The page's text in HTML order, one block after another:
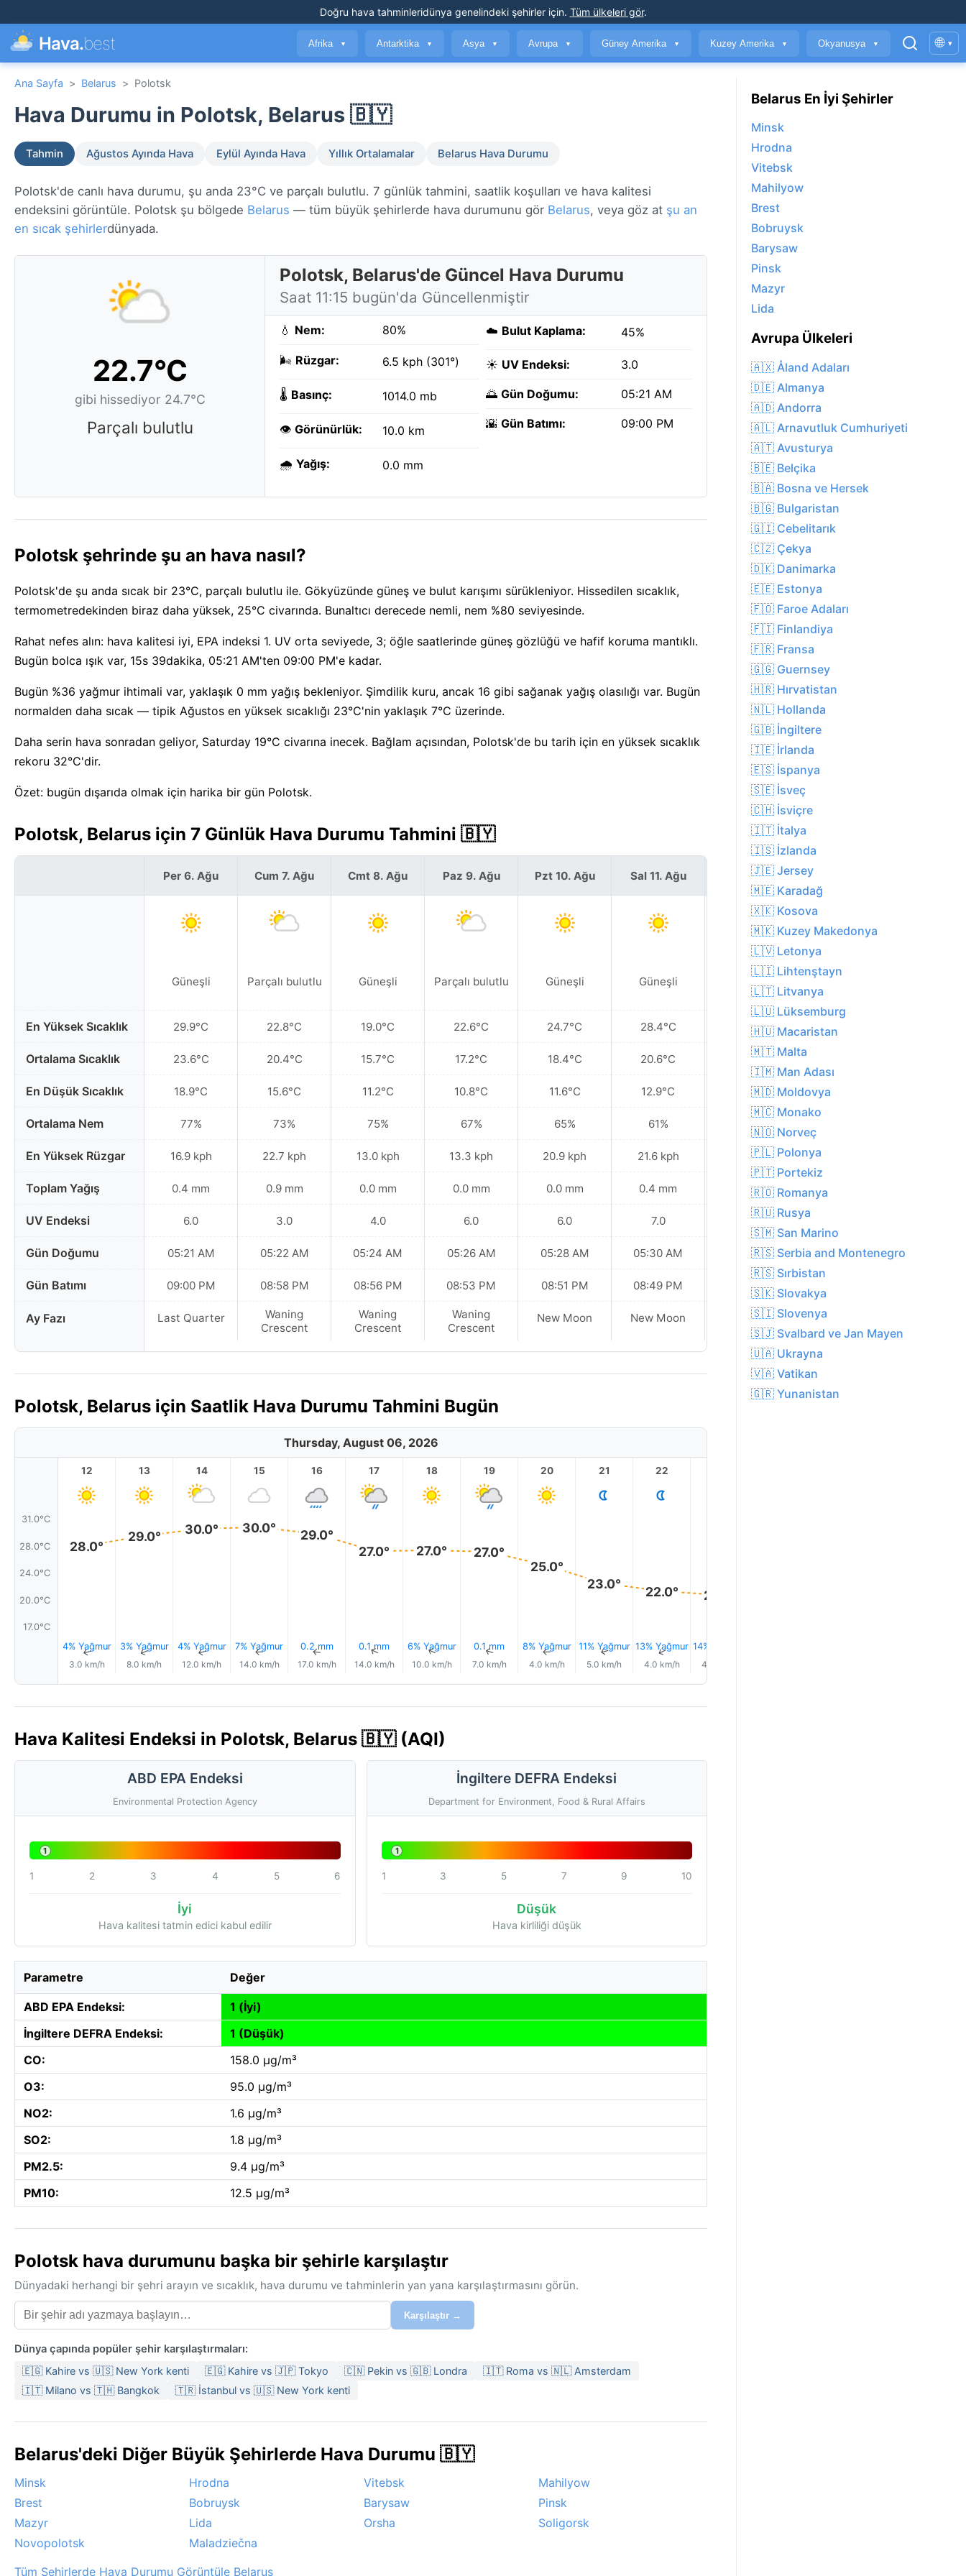
Doğru hava tahminleridünya genelindeki şehirler için. Tüm ülkeleri gör.
Hava.best Afrika ▼ Antarktika ▼ Asya ▼ Avrupa ▼ Güney Amerika ▼ Kuzey Amerika ▼ Okyanusya ▼ 🌐 ▾
Ana Sayfa > Belarus > Polotsk
Hava Durumu in Polotsk, Belarus 🇧🇾
Tahmin Ağustos Ayında Hava Eylül Ayında Hava Yıllık Ortalamalar Belarus Hava Durumu
Polotsk'de canlı hava durumu, şu anda 23°C ve parçalı bulutlu. 7 günlük tahmini, saatlik koşulları ve hava kalitesi
endeksini görüntüle. Polotsk şu bölgede Belarus — tüm büyük şehirlerde hava durumunu gör Belarus, veya göz at şu an
en sıcak şehirlerdünyada.
22.7°C
gibi hissediyor 24.7°C
Parçalı bulutlu
Polotsk, Belarus'de Güncel Hava Durumu
Saat 11:15 bugün'da Güncellenmiştir
💧 Nem: 80%
🌬️ Rüzgar: 6.5 kph (301°)
🌡️ Basınç: 1014.0 mb
👁️ Görünürlük: 10.0 km
🌧️ Yağış: 0.0 mm
☁️ Bulut Kaplama: 45%
☀️ UV Endeksi: 3.0
🌅 Gün Doğumu: 05:21 AM
🌇 Gün Batımı: 09:00 PM
Polotsk şehrinde şu an hava nasıl?
Polotsk'de şu anda sıcak bir 23°C, parçalı bulutlu ile. Gökyüzünde güneş ve bulut karışımı sürükleniyor. Hissedilen sıcaklık,
termometredekinden biraz daha yüksek, 25°C civarında. Bunaltıcı derecede nemli, nem %80 seviyesinde.
Rahat nefes alın: hava kalitesi iyi, EPA indeksi 1. UV orta seviyede, 3; öğle saatlerinde güneş gözlüğü ve hafif koruma mantıklı.
Bugün bolca ışık var, 15s 39dakika, 05:21 AM'ten 09:00 PM'e kadar.
Bugün %36 yağmur ihtimali var, yaklaşık 0 mm yağış bekleniyor. Şimdilik kuru, ancak 16 gibi sağanak yağış olasılığı var. Bugün
normalden daha sıcak — tipik Ağustos en yüksek sıcaklığı 23°C'nin yaklaşık 7°C üzerinde.
Daha serin hava sonradan geliyor, Saturday 19°C civarına inecek. Bağlam açısından, Polotsk'de bu tarih için en yüksek sıcaklık
rekoru 32°C'dir.
Özet: bugün dışarıda olmak için harika bir gün Polotsk.
Polotsk, Belarus için 7 Günlük Hava Durumu Tahmini 🇧🇾
En Yüksek Sıcaklık
Ortalama Sıcaklık
En Düşük Sıcaklık
Ortalama Nem
En Yüksek Rüzgar
Toplam Yağış
UV Endeksi
Gün Doğumu
Gün Batımı
Ay Fazı
Per 6. Ağu
Güneşli
29.9°C
23.6°C
18.9°C
77%
16.9 kph
0.4 mm
6.0
05:21 AM
09:00 PM
Last Quarter
Cum 7. Ağu
Parçalı bulutlu
22.8°C
20.4°C
15.6°C
73%
22.7 kph
0.9 mm
3.0
05:22 AM
08:58 PM
Waning
Crescent
Cmt 8. Ağu
Güneşli
19.0°C
15.7°C
11.2°C
75%
13.0 kph
0.0 mm
4.0
05:24 AM
08:56 PM
Waning
Crescent
Paz 9. Ağu
Parçalı bulutlu
22.6°C
17.2°C
10.8°C
67%
13.3 kph
0.0 mm
6.0
05:26 AM
08:53 PM
Waning
Crescent
Pzt 10. Ağu
Güneşli
24.7°C
18.4°C
11.6°C
65%
20.9 kph
0.0 mm
6.0
05:28 AM
08:51 PM
New Moon
Sal 11. Ağu
Güneşli
28.4°C
20.6°C
12.9°C
61%
21.6 kph
0.4 mm
7.0
05:30 AM
08:49 PM
New Moon
Çar 12. Ağu
19.0°C
15.5°C
11.5°C
69%
22.3 kph
0.5 mm
5.0
05:32 AM
08:47 PM
New Moon
Polotsk, Belarus için Saatlik Hava Durumu Tahmini Bugün
Thursday, August 06, 2026
31.0°C
28.0°C
24.0°C
20.0°C
17.0°C
12
28.0°
4% Yağmur
↑
3.0 km/h
13
29.0°
3% Yağmur
↑
8.0 km/h
14
30.0°
4% Yağmur
↑
12.0 km/h
15
30.0°
7% Yağmur
↑
14.0 km/h
16
29.0°
0.2 mm
↑
17.0 km/h
17
27.0°
0.1 mm
↑
14.0 km/h
18
27.0°
6% Yağmur
↑
10.0 km/h
19
27.0°
0.1 mm
↑
7.0 km/h
20
25.0°
8% Yağmur
↑
4.0 km/h
21
23.0°
11% Yağmur
↑
5.0 km/h
22
22.0°
13% Yağmur
↑
4.0 km/h
21.0°
14% Yağmur
4.0 km/h
Hava Kalitesi Endeksi in Polotsk, Belarus 🇧🇾 (AQI)
ABD EPA Endeksi
Environmental Protection Agency
1
1 2 3 4 5 6
İyi
Hava kalitesi tatmin edici kabul edilir
İngiltere DEFRA Endeksi
Department for Environment, Food & Rural Affairs
1
1 3 5 7 9 10
Düşük
Hava kirliliği düşük
Parametre Değer
ABD EPA Endeksi:
1 (İyi)
İngiltere DEFRA Endeksi:
1 (Düşük)
CO:
158.0 µg/m³
O3:
95.0 µg/m³
NO2:
1.6 µg/m³
SO2:
1.8 µg/m³
PM2.5:
9.4 µg/m³
PM10:
12.5 µg/m³
Polotsk hava durumunu başka bir şehirle karşılaştır
Dünyadaki herhangi bir şehri arayın ve sıcaklık, hava durumu ve tahminlerin yan yana karşılaştırmasını görün.
Karşılaştır →
Dünya çapında popüler şehir karşılaştırmaları:
🇪🇬 Kahire vs 🇺🇸 New York kenti 🇪🇬 Kahire vs 🇯🇵 Tokyo 🇨🇳 Pekin vs 🇬🇧 Londra
🇮🇹 Roma vs 🇳🇱 Amsterdam
🇮🇹 Milano vs 🇹🇭 Bangkok
🇹🇷 İstanbul vs 🇺🇸 New York kenti
Belarus'deki Diğer Büyük Şehirlerde Hava Durumu 🇧🇾
Minsk Hrodna Vitebsk
Mahilyow
Brest
Bobruysk Barysaw
Pinsk
Mazyr
Lida Orsha
Soligorsk
Novopolotsk
Maladziečna
Tüm Şehirlerde Hava Durumu Görüntüle Belarus
Belarus En İyi Şehirler
Minsk
Hrodna
Vitebsk
Mahilyow
Brest
Bobruysk
Barysaw
Pinsk
Mazyr
Lida
Avrupa Ülkeleri
🇦🇽 Åland Adaları
🇩🇪 Almanya
🇦🇩 Andorra
🇦🇱 Arnavutluk Cumhuriyeti
🇦🇹 Avusturya
🇧🇪 Belçika
🇧🇦 Bosna ve Hersek
🇧🇬 Bulgaristan
🇬🇮 Cebelitarık
🇨🇿 Çekya
🇩🇰 Danimarka
🇪🇪 Estonya
🇫🇴 Faroe Adaları
🇫🇮 Finlandiya
🇫🇷 Fransa
🇬🇬 Guernsey
🇭🇷 Hırvatistan
🇳🇱 Hollanda
🇬🇧 İngiltere
🇮🇪 İrlanda
🇪🇸 İspanya
🇸🇪 İsveç
🇨🇭 İsviçre
🇮🇹 İtalya
🇮🇸 İzlanda
🇯🇪 Jersey
🇲🇪 Karadağ
🇽🇰 Kosova
🇲🇰 Kuzey Makedonya
🇱🇻 Letonya
🇱🇮 Lihtenştayn
🇱🇹 Litvanya
🇱🇺 Lüksemburg
🇭🇺 Macaristan
🇲🇹 Malta
🇮🇲 Man Adası
🇲🇩 Moldovya
🇲🇨 Monako
🇳🇴 Norveç
🇵🇱 Polonya
🇵🇹 Portekiz
🇷🇴 Romanya
🇷🇺 Rusya
🇸🇲 San Marino
🇷🇸 Serbia and Montenegro
🇷🇸 Sırbistan
🇸🇰 Slovakya
🇸🇮 Slovenya
🇸🇯 Svalbard ve Jan Mayen
🇺🇦 Ukrayna
🇻🇦 Vatikan
🇬🇷 Yunanistan